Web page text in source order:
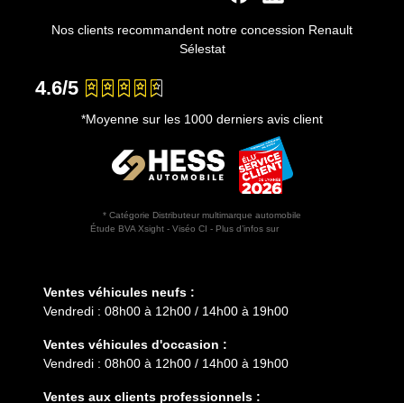
Nos clients recommandent notre concession Renault
Sélestat
4.6/5
*Moyenne sur les 1000 derniers avis client
* Catégorie Distributeur multimarque automobile
Étude BVA Xsight - Viséo CI - Plus d’infos sur
Ventes véhicules neufs :
Vendredi : 08h00 à 12h00 / 14h00 à 19h00
Ventes véhicules d'occasion :
Vendredi : 08h00 à 12h00 / 14h00 à 19h00
Ventes aux clients professionnels :